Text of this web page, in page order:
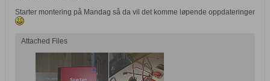
Starter montering på Mandag så da vil det komme løpende oppdateringer
Attached Files